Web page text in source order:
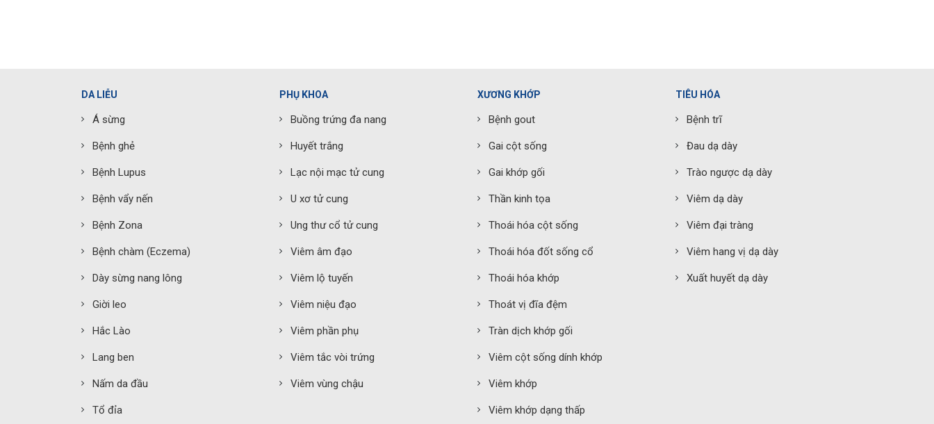
DA LIỄU
Á sừng
Bệnh ghẻ
Bệnh Lupus
Bệnh vẩy nến
Bệnh Zona
Bệnh chàm (Eczema)
Dày sừng nang lông
Giời leo
Hắc Lào
Lang ben
Nấm da đầu
Tổ đỉa
PHỤ KHOA
Buồng trứng đa nang
Huyết trắng
Lạc nội mạc tử cung
U xơ tử cung
Ung thư cổ tử cung
Viêm âm đạo
Viêm lộ tuyến
Viêm niệu đạo
Viêm phần phụ
Viêm tắc vòi trứng
Viêm vùng chậu
XƯƠNG KHỚP
Bệnh gout
Gai cột sống
Gai khớp gối
Thần kinh tọa
Thoái hóa cột sống
Thoái hóa đốt sống cổ
Thoái hóa khớp
Thoát vị đĩa đệm
Tràn dịch khớp gối
Viêm cột sống dính khớp
Viêm khớp
Viêm khớp dạng thấp
TIÊU HÓA
Bệnh trĩ
Đau dạ dày
Trào ngược dạ dày
Viêm dạ dày
Viêm đại tràng
Viêm hang vị dạ dày
Xuất huyết dạ dày